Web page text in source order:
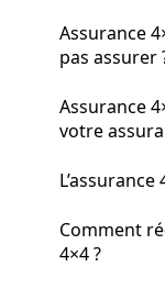
Assurance
pas assurer
Assurance
votre
Comment
4×4 ?